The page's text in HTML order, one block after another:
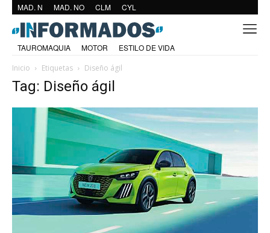
MAD. N MAD. NO CLM CYL
TAUROMAQUIA MOTOR
ESTILO DE VIDA
Inicio
Etiquetas Diseño ágil
Tag: Diseño ágil